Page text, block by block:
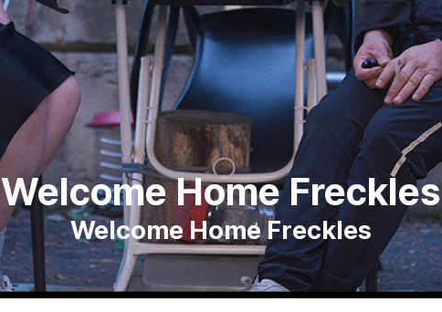
Welcome Home Freckles
Welcome Home Freckles